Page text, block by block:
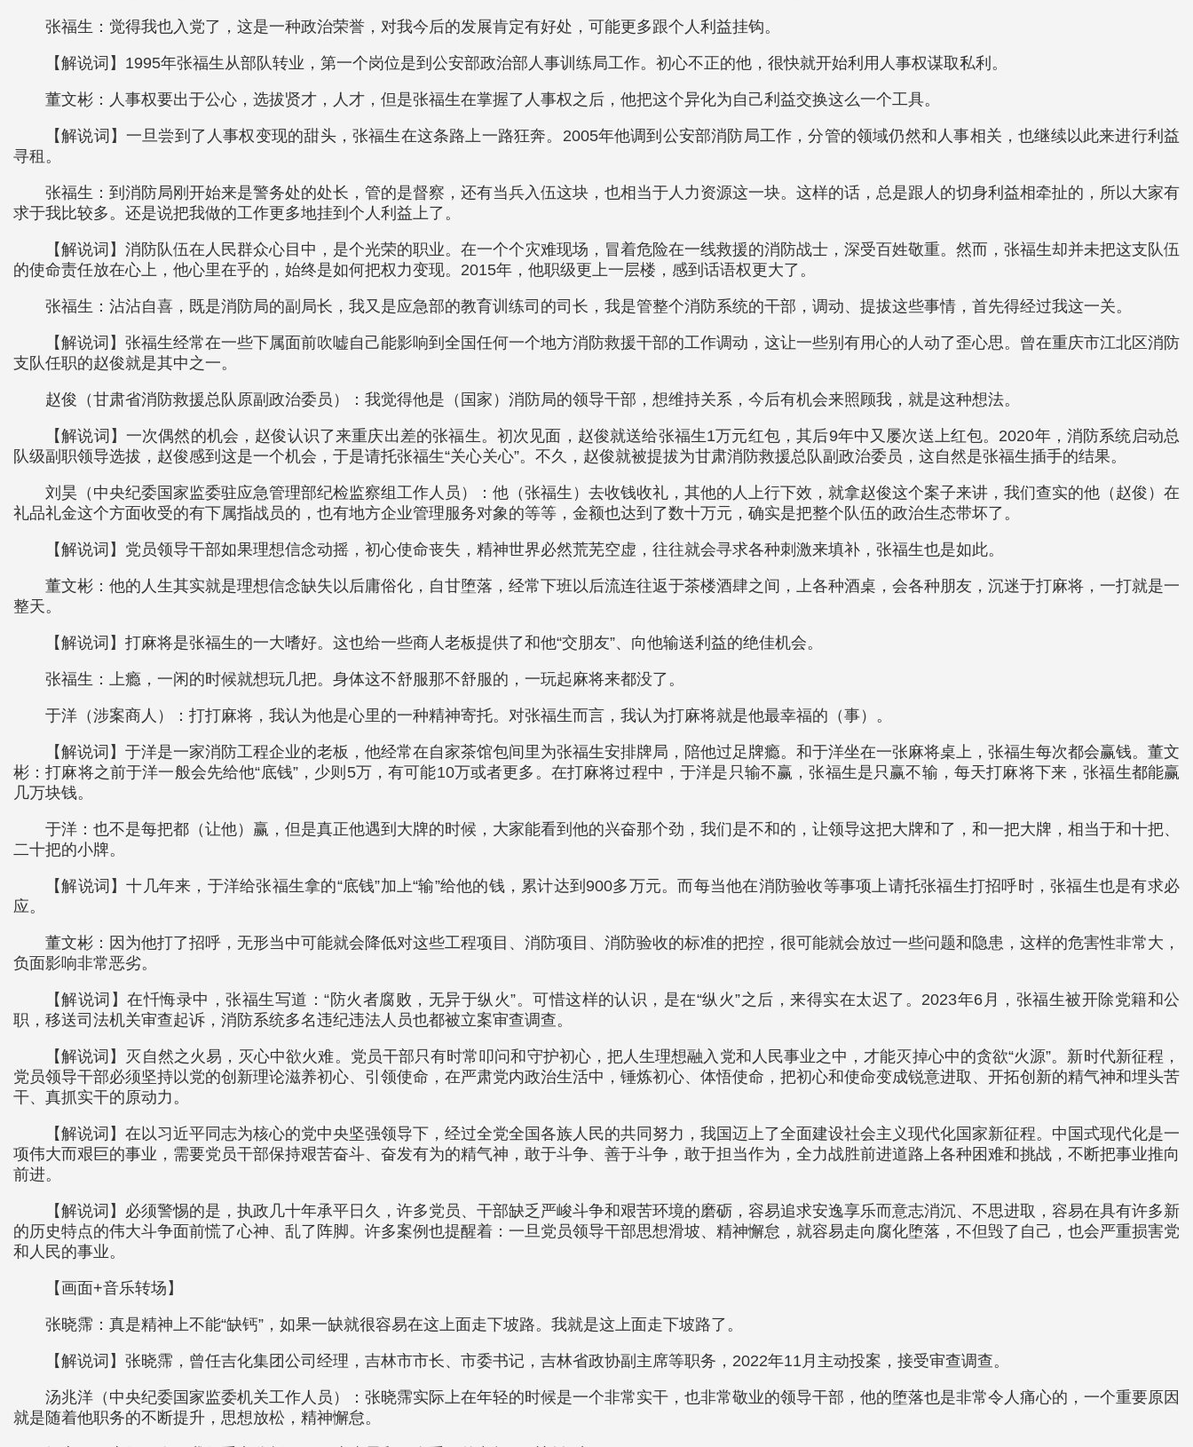
张福生：觉得我也入党了，这是一种政治荣誉，对我今后的发展肯定有好处，可能更多跟个人利益挂钩。
【解说词】1995年张福生从部队转业，第一个岗位是到公安部政治部人事训练局工作。初心不正的他，很快就开始利用人事权谋取私利。
董文彬：人事权要出于公心，选拔贤才，人才，但是张福生在掌握了人事权之后，他把这个异化为自己利益交换这么一个工具。
【解说词】一旦尝到了人事权变现的甜头，张福生在这条路上一路狂奔。2005年他调到公安部消防局工作，分管的领域仍然和人事相关，也继续以此来进行利益
寻租。
张福生：到消防局刚开始来是警务处的处长，管的是督察，还有当兵入伍这块，也相当于人力资源这一块。这样的话，总是跟人的切身利益相牵扯的，所以大家有
求于我比较多。还是说把我做的工作更多地挂到个人利益上了。
【解说词】消防队伍在人民群众心目中，是个光荣的职业。在一个个灾难现场，冒着危险在一线救援的消防战士，深受百姓敬重。然而，张福生却并未把这支队伍
的使命责任放在心上，他心里在乎的，始终是如何把权力变现。2015年，他职级更上一层楼，感到话语权更大了。
张福生：沾沾自喜，既是消防局的副局长，我又是应急部的教育训练司的司长，我是管整个消防系统的干部，调动、提拔这些事情，首先得经过我这一关。
【解说词】张福生经常在一些下属面前吹嘘自己能影响到全国任何一个地方消防救援干部的工作调动，这让一些别有用心的人动了歪心思。曾在重庆市江北区消防
支队任职的赵俊就是其中之一。
赵俊（甘肃省消防救援总队原副政治委员）：我觉得他是（国家）消防局的领导干部，想维持关系，今后有机会来照顾我，就是这种想法。
【解说词】一次偶然的机会，赵俊认识了来重庆出差的张福生。初次见面，赵俊就送给张福生1万元红包，其后9年中又屡次送上红包。2020年，消防系统启动总
队级副职领导选拔，赵俊感到这是一个机会，于是请托张福生“关心关心”。不久，赵俊就被提拔为甘肃消防救援总队副政治委员，这自然是张福生插手的结果。
刘昊（中央纪委国家监委驻应急管理部纪检监察组工作人员）：他（张福生）去收钱收礼，其他的人上行下效，就拿赵俊这个案子来讲，我们查实的他（赵俊）在
礼品礼金这个方面收受的有下属指战员的，也有地方企业管理服务对象的等等，金额也达到了数十万元，确实是把整个队伍的政治生态带坏了。
【解说词】党员领导干部如果理想信念动摇，初心使命丧失，精神世界必然荒芜空虚，往往就会寻求各种刺激来填补，张福生也是如此。
董文彬：他的人生其实就是理想信念缺失以后庸俗化，自甘堕落，经常下班以后流连往返于茶楼酒肆之间，上各种酒桌，会各种朋友，沉迷于打麻将，一打就是一
整天。
【解说词】打麻将是张福生的一大嗜好。这也给一些商人老板提供了和他“交朋友”、向他输送利益的绝佳机会。
张福生：上瘾，一闲的时候就想玩几把。身体这不舒服那不舒服的，一玩起麻将来都没了。
于洋（涉案商人）：打打麻将，我认为他是心里的一种精神寄托。对张福生而言，我认为打麻将就是他最幸福的（事）。
【解说词】于洋是一家消防工程企业的老板，他经常在自家茶馆包间里为张福生安排牌局，陪他过足牌瘾。和于洋坐在一张麻将桌上，张福生每次都会赢钱。董文
彬：打麻将之前于洋一般会先给他“底钱”，少则5万，有可能10万或者更多。在打麻将过程中，于洋是只输不赢，张福生是只赢不输，每天打麻将下来，张福生都能赢
几万块钱。
于洋：也不是每把都（让他）赢，但是真正他遇到大牌的时候，大家能看到他的兴奋那个劲，我们是不和的，让领导这把大牌和了，和一把大牌，相当于和十把、
二十把的小牌。
【解说词】十几年来，于洋给张福生拿的“底钱”加上“输”给他的钱，累计达到900多万元。而每当他在消防验收等事项上请托张福生打招呼时，张福生也是有求必
应。
董文彬：因为他打了招呼，无形当中可能就会降低对这些工程项目、消防项目、消防验收的标准的把控，很可能就会放过一些问题和隐患，这样的危害性非常大，
负面影响非常恶劣。
【解说词】在忏悔录中，张福生写道：“防火者腐败，无异于纵火”。可惜这样的认识，是在“纵火”之后，来得实在太迟了。2023年6月，张福生被开除党籍和公
职，移送司法机关审查起诉，消防系统多名违纪违法人员也都被立案审查调查。
【解说词】灭自然之火易，灭心中欲火难。党员干部只有时常叩问和守护初心，把人生理想融入党和人民事业之中，才能灭掉心中的贪欲“火源”。新时代新征程，
党员领导干部必须坚持以党的创新理论滋养初心、引领使命，在严肃党内政治生活中，锤炼初心、体悟使命，把初心和使命变成锐意进取、开拓创新的精气神和埋头苦
干、真抓实干的原动力。
【解说词】在以习近平同志为核心的党中央坚强领导下，经过全党全国各族人民的共同努力，我国迈上了全面建设社会主义现代化国家新征程。中国式现代化是一
项伟大而艰巨的事业，需要党员干部保持艰苦奋斗、奋发有为的精气神，敢于斗争、善于斗争，敢于担当作为，全力战胜前进道路上各种困难和挑战，不断把事业推向
前进。
【解说词】必须警惕的是，执政几十年承平日久，许多党员、干部缺乏严峻斗争和艰苦环境的磨砺，容易追求安逸享乐而意志消沉、不思进取，容易在具有许多新
的历史特点的伟大斗争面前慌了心神、乱了阵脚。许多案例也提醒着：一旦党员领导干部思想滑坡、精神懈怠，就容易走向腐化堕落，不但毁了自己，也会严重损害党
和人民的事业。
【画面+音乐转场】
张晓霈：真是精神上不能“缺钙”，如果一缺就很容易在这上面走下坡路。我就是这上面走下坡路了。
【解说词】张晓霈，曾任吉化集团公司经理，吉林市市长、市委书记，吉林省政协副主席等职务，2022年11月主动投案，接受审查调查。
汤兆洋（中央纪委国家监委机关工作人员）：张晓霈实际上在年轻的时候是一个非常实干，也非常敬业的领导干部，他的堕落也是非常令人痛心的，一个重要原因
就是随着他职务的不断提升，思想放松，精神懈怠。